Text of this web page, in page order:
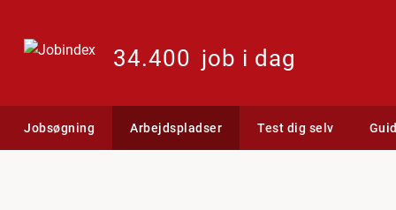
34.400 job i dag
Jobsøgning Arbejdspladser Test dig selv